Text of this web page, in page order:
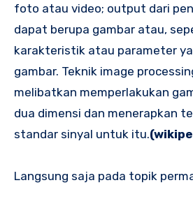
foto atau video; output dari
dapat berupa gambar atau,
karakteristik atau parameter
gambar. Teknik image
melibatkan memperlakukan
dua dimensi dan menerapkan
standar sinyal untuk itu.
Langsung saja pada topik